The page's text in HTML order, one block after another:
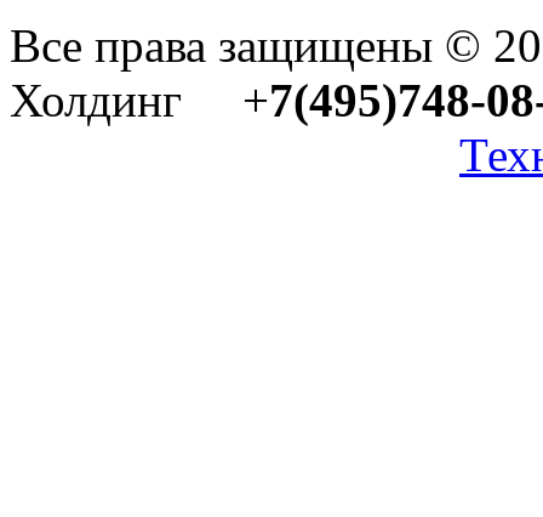
Все права защищены ©
Холдинг +7(495)748-